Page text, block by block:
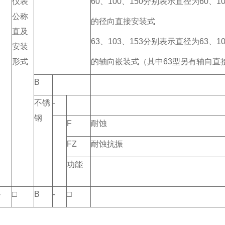
公称
直及
安装
形式
的径向直接安装式
63、103、153分别表示直径为63、
的轴向嵌装式（其中63型另有轴向直
B
不锈
钢
-
F 耐蚀
FZ 耐蚀抗振
功能
□ B - □